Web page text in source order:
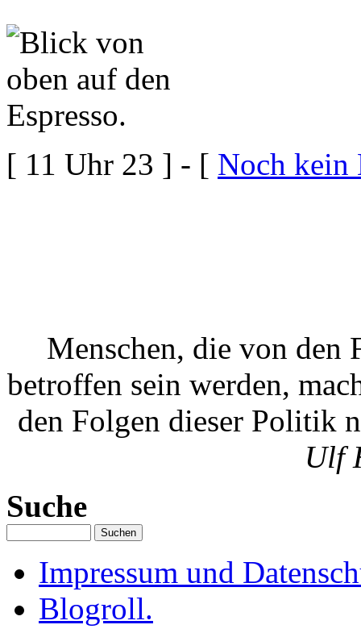
[ 11 Uhr 23 ] - [ Noch kein
Menschen, die von
betroffen sein werden,
den Folgen dieser Politik
Ulf
Suche
Impressum und
Blogroll.